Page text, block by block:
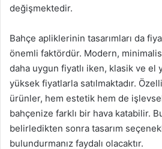
değişmektedir.
Bahçe apliklerinin tasarımları da
önemli faktördür. Modern,
daha uygun fiyatlı iken, klasik ve el
yüksek fiyatlarla satılmaktadır.
ürünler, hem estetik hem de
bahçenize farklı bir hava katabilir.
belirledikten sonra tasarım
bulundurmanız faydalı olacaktır.